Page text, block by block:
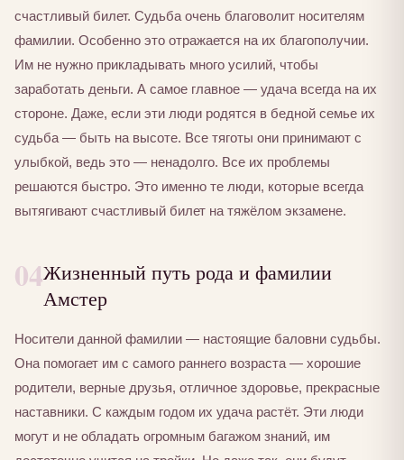
счастливый билет. Судьба очень благоволит носителям
фамилии. Особенно это отражается на их благополучии.
Им не нужно прикладывать много усилий, чтобы
заработать деньги. А самое главное — удача всегда на их
стороне. Даже, если эти люди родятся в бедной семье их
судьба — быть на высоте. Все тяготы они принимают с
улыбкой, ведь это — ненадолго. Все их проблемы
решаются быстро. Это именно те люди, которые всегда
вытягивают счастливый билет на тяжёлом экзамене.
04Жизненный путь рода и фамилии
Амстер
Носители данной фамилии — настоящие баловни судьбы.
Она помогает им с самого раннего возраста — хорошие
родители, верные друзья, отличное здоровье, прекрасные
наставники. С каждым годом их удача растёт. Эти люди
могут и не обладать огромным багажом знаний, им